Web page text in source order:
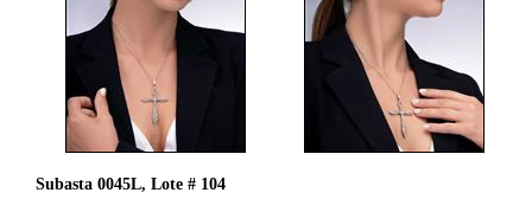
Subasta 0045L, Lote # 104